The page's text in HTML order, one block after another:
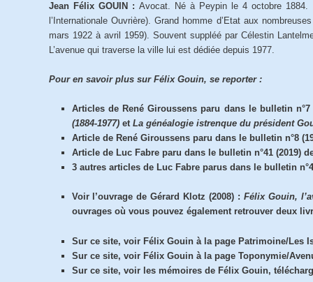
Jean Félix GOUIN : Avocat. Né à Peypin le 4 octobre
l’Internationale Ouvrière). Grand homme d’Etat aux
mars 1922 à avril 1959). Souvent suppléé par Célestin
L’avenue qui traverse la ville lui est dédiée depuis 1977.
Pour en savoir plus sur Félix Gouin, se reporter :
Articles de René Giroussens paru dans le bulletin
(1884-1977)et La généalogie istrenque du président
Article de René Giroussens paru dans le bulletin n°8
Article de Luc Fabre paru dans le bulletin n°41 (2019)
3 autres articles de Luc Fabre parus dans le bulletin
Voir l’ouvrage de Gérard Klotz (2008) : Félix Gouin,
ouvrages où vous pouvez également retrouver deux
Sur ce site, voir Félix Gouin à la page Patrimoine/Les
Sur ce site, voir Félix Gouin à la page Toponymie/
Sur ce site, voir les mémoires de Félix Gouin,